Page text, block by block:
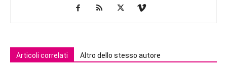
Articoli correlati Altro dello stesso autore